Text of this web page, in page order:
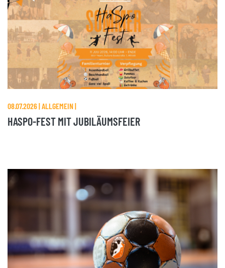
08.07.2026 | ALLGEMEIN |
HASPO-FEST MIT JUBILÄUMSFEIER